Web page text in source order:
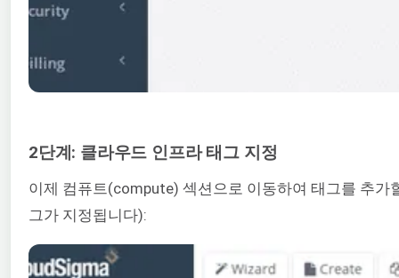
2단계: 클라우드 인프라 태그 지정
이제 컴퓨트(compute) 섹션으로 이동하여 태그를 추
그가 지정됩니다):